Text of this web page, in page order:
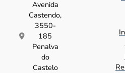
Avenida
Castendo,
3550-
185
Penalva
do
Castelo